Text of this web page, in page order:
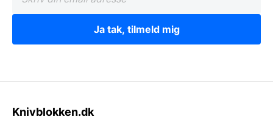
Ja tak, tilmeld mig
Knivblokken.dk